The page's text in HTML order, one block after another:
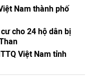
Nam thành phố
cho 24 hộ dân bị
Việt Nam tỉnh